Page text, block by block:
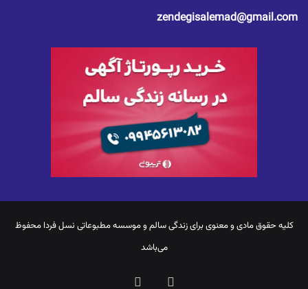
zendegisalemad@gmail.com
کلیه حقوق مادی و معنوی برایزندگی سالم و موسسه مطبوعاتی نسل فردا محفوظ
می‌باشد
یوتیوب